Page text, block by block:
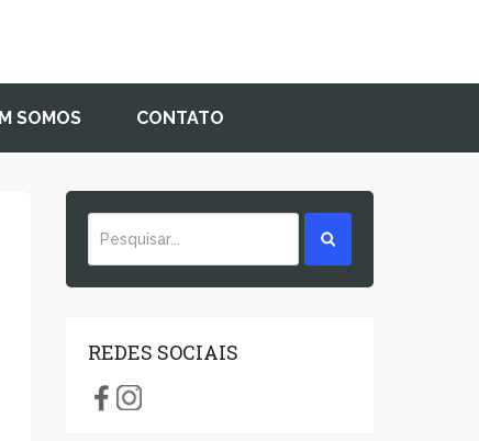
SOMOS CONTATO
REDES SOCIAIS